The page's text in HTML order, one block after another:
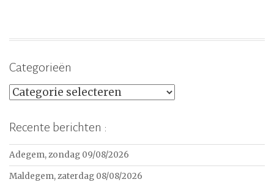
Categorieën
Categorieën
Recente berichten :
Adegem, zondag 09/08/2026
Maldegem, zaterdag 08/08/2026